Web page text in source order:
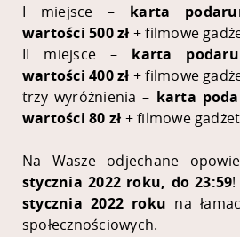
I miejsce – karta
wartości 500 zł + filmowe
II miejsce – karta
wartości 400 zł + filmowe
trzy wyróżnienia – karta
wartości 80 zł + filmowe
Na Wasze odjechane
stycznia 2022 roku, do 23:59
stycznia 2022 roku na
społecznościowych.